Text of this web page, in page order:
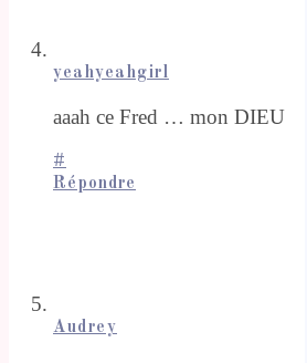
yeahyeahgirl
aaah ce Fred … mon DIEU
#
Répondre
Audrey